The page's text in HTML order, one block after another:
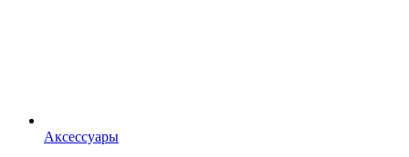
Аксессуары